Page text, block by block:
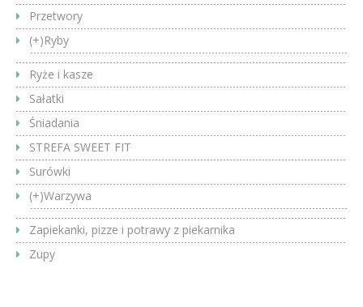
Przetwory
(+)Ryby
Ryże i kasze
Sałatki
Śniadania
STREFA SWEET FIT
Surówki
(+)Warzywa
Zapiekanki, pizze i potrawy z piekarnika
Zupy